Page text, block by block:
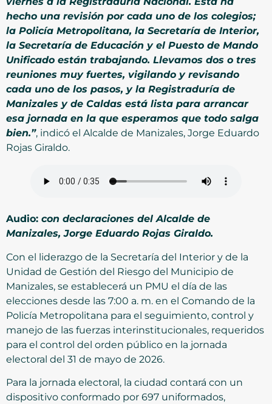
hecho una revisión por cada uno de los colegios;
la Policía Metropolitana, la Secretaría de Interior,
la Secretaría de Educación y el Puesto de Mando
Unificado están trabajando. Llevamos dos o tres
reuniones muy fuertes, vigilando y revisando
cada uno de los pasos, y la Registraduría de
Manizales y de Caldas está lista para arrancar
esa jornada en la que esperamos que todo salga
bien.”, indicó el Alcalde de Manizales, Jorge Eduardo
Rojas Giraldo.
Audio: con declaraciones del Alcalde de
Manizales, Jorge Eduardo Rojas Giraldo.
Con el liderazgo de la Secretaría del Interior y de la
Unidad de Gestión del Riesgo del Municipio de
Manizales, se establecerá un PMU el día de las
elecciones desde las 7:00 a. m. en el Comando de la
Policía Metropolitana para el seguimiento, control y
manejo de las fuerzas interinstitucionales, requeridos
para el control del orden público en la jornada
electoral del 31 de mayo de 2026.
Para la jornada electoral, la ciudad contará con un
dispositivo conformado por 697 uniformados,